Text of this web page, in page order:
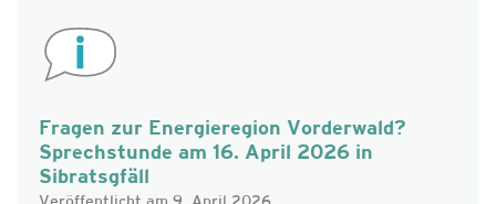
Fragen zur Energieregion Vorderwald?
Sprechstunde am 16. April 2026 in
Sibratsgfäll